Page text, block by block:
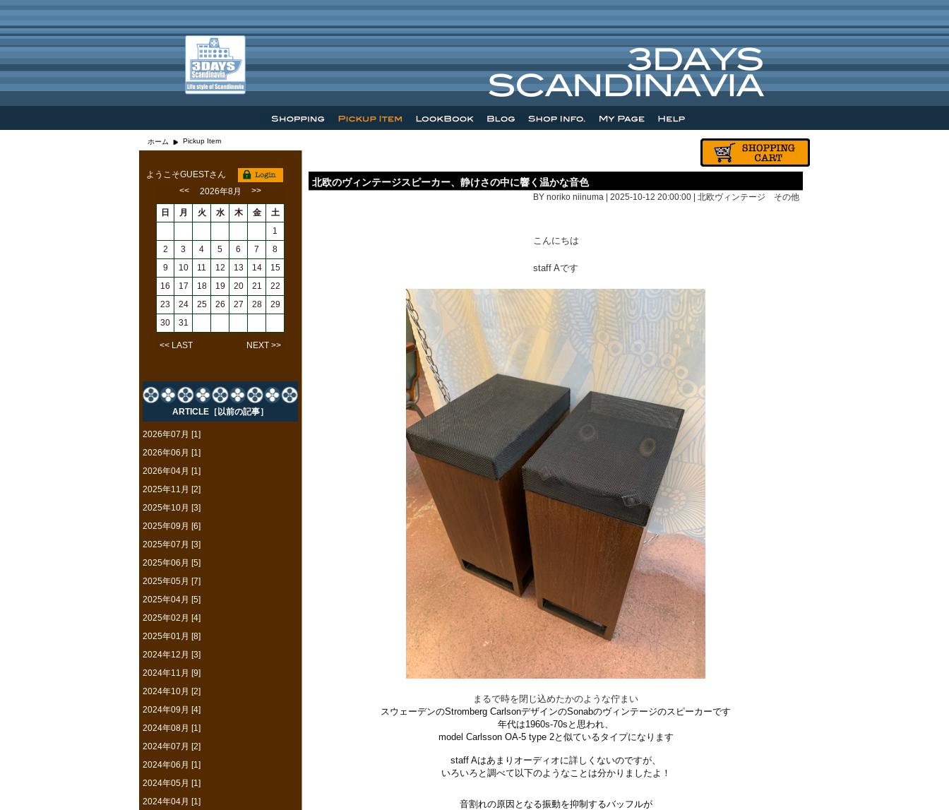
ホーム Pickup Item
北欧のヴィンテージスピーカー、静けさの中に響く温かな音色
BY noriko niinuma | 2025-10-12 20:00:00 | 北欧ヴィンテージ その他
こんにちは
staff Aです
まるで時を閉じ込めたかのような佇まい
スウェーデンのStromberg CarlsonデザインのSonabのヴィンテージのスピーカーです
年代は1960s-70sと思われ、
model Carlsson OA-5 type 2と似ているタイプになります
staff Aはあまりオーディオに詳しくないのですが、
いろいろと調べて以下のようなことは分かりましたよ！
音割れの原因となる振動を抑制するバッフルが
ようこそGUESTさん
<<
2026年8月 >>
日 月 火 水 木 金
土
1
2
3 4 5 6 7
8
9
10 11 12 13 14
15
16
17 18 19 20 21
22
23
24 25 26 27 28
29
30
31
<< LAST NEXT >>
ARTICLE［以前の記事］
2026年07月 [1]
2026年06月 [1]
2026年04月 [1]
2025年11月 [2]
2025年10月 [3]
2025年09月 [6]
2025年07月 [3]
2025年06月 [5]
2025年05月 [7]
2025年04月 [5]
2025年02月 [4]
2025年01月 [8]
2024年12月 [3]
2024年11月 [9]
2024年10月 [2]
2024年09月 [4]
2024年08月 [1]
2024年07月 [2]
2024年06月 [1]
2024年05月 [1]
2024年04月 [1]